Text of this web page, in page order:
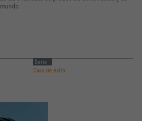
Serie
Caso de éxito